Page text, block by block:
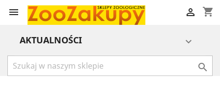
 shopping_cart

AKTUALNOŚCI 
